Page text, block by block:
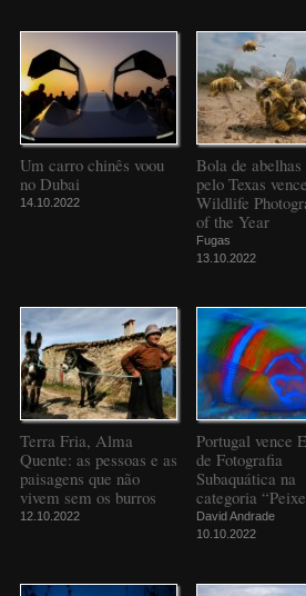
Um carro chinês voou
no Dubai
14.10.2022
Bola de
pelo Texas vence
Wildlife
of the Year
Fugas
13.10.2022
Terra Fria, Alma
Quente: as pessoas e as
paisagens que não
vivem sem os burros
12.10.2022
Portugal vence
de Fotografia
Subaquática na
categoria
David Andrade
10.10.2022